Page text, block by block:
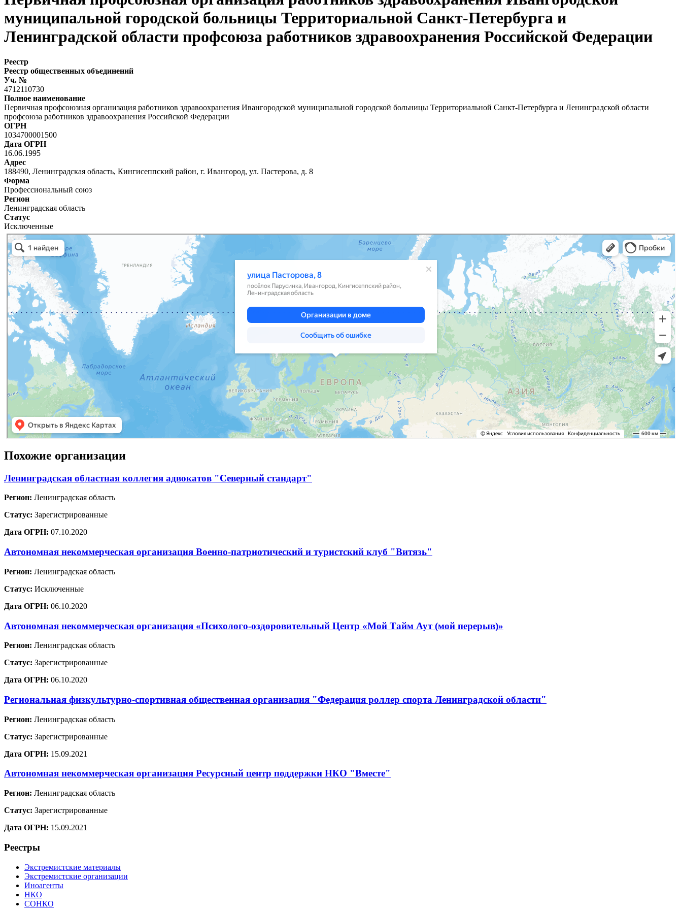
муниципальной городской больницы Территориальной Санкт-Петербурга и
Ленинградской области профсоюза работников здравоохранения Российской Федерации
Реестр
Реестр общественных объединений
Уч. №
4712110730
Полное наименование
Первичная профсоюзная организация работников здравоохранения Ивангородской муниципальной городской больницы Территориальной Санкт-Петербурга и Ленинградской области
профсоюза работников здравоохранения Российской Федерации
ОГРН
1034700001500
Дата ОГРН
16.06.1995
Адрес
188490, Ленинградская область, Кингисеппский район, г. Ивангород, ул. Пастерова, д. 8
Форма
Профессиональный союз
Регион
Ленинградская область
Статус
Исключенные
Похожие организации
Ленинградская областная коллегия адвокатов "Северный стандарт"
Регион: Ленинградская область
Статус: Зарегистрированные
Дата ОГРН: 07.10.2020
Автономная некоммерческая организация Военно-патриотический и туристский клуб "Витязь"
Регион: Ленинградская область
Статус: Исключенные
Дата ОГРН: 06.10.2020
Автономная некоммерческая организация «Психолого-оздоровительный Центр «Мой Тайм Аут (мой перерыв)»
Регион: Ленинградская область
Статус: Зарегистрированные
Дата ОГРН: 06.10.2020
Региональная физкультурно-спортивная общественная организация "Федерация роллер спорта Ленинградской области"
Регион: Ленинградская область
Статус: Зарегистрированные
Дата ОГРН: 15.09.2021
Автономная некоммерческая организация Ресурсный центр поддержки НКО "Вместе"
Регион: Ленинградская область
Статус: Зарегистрированные
Дата ОГРН: 15.09.2021
Реестры
Экстремистские материалы
Экстремистские организации
Иноагенты
НКО
СОНКО